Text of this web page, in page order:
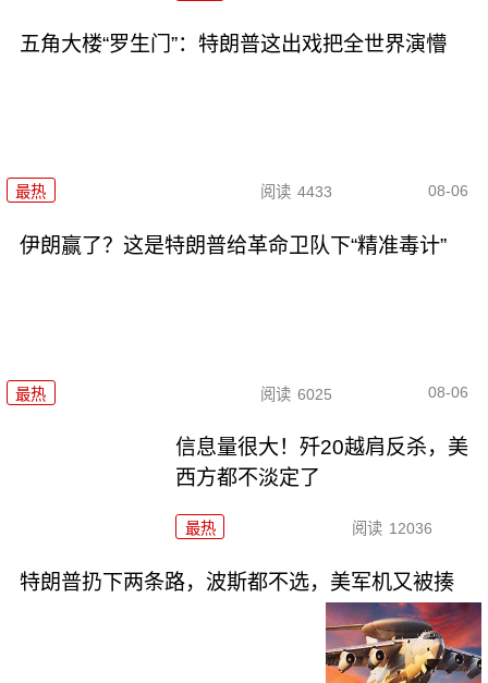
五角大楼“罗生门”：特朗普这出戏把全世界演懵
最热 阅读 4433 08-06
伊朗赢了？这是特朗普给革命卫队下“精准毒计”
最热 阅读 6025 08-06
信息量很大！歼20越肩反杀，美
西方都不淡定了
最热 阅读 12036
特朗普扔下两条路，波斯都不选，美军机又被揍